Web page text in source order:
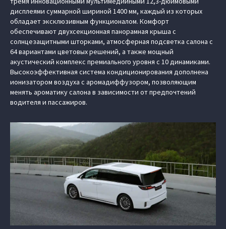
дисплеями суммарной шириной 1400 мм, каждый из которых
обладает эксклюзивным функционалом. Комфорт
обеспечивают двухсекционная панорамная крыша с
солнцезащитными шторками, атмосферная подсветка салона с
64 вариантами цветовых решений, а также мощный
акустический комплекс премиального уровня с 10 динамиками.
Высокоэффективная система кондиционирования дополнена
ионизатором воздуха с аромадиффузором, позволяющим
менять ароматику салона в зависимости от предпочтений
водителя и пассажиров.